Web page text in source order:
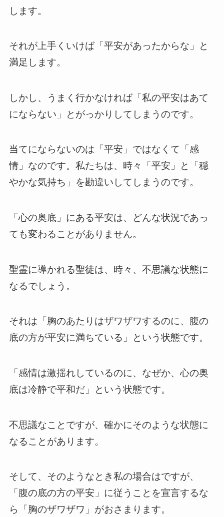
します。
それが上手くいけば「平安があったからな」と
満足します。
しかし、うまく行かなければ「私の平安はあて
にならない」とがっかりしてしまうのです。
当てにならないのは「平安」ではなくて「感
情」なのです。私たちは、時々「平安」と「穏
やかな気持ち」を勘違いしてしまうのです。
「心の奥底」にある平安は、どんな状況であっ
ても変わることがありません。
聖霊に導かれる聖徒は、時々、不思議な状態に
なるでしょう。
それは「胸のあたりはザワザワするのに、腹の
底の方が平安に満ちている」という状態です。
「感情は激揺れしているのに、なぜか、心の奥
底は冷静で平和だ」という状態です。
不思議なことですが、確かにそのような状態に
なることがあります。
そして、そのようなとき私の場合はですが、
「腹の底の方の平安」に従うことを宣言するな
ら「胸のザワザワ」がおさまります。